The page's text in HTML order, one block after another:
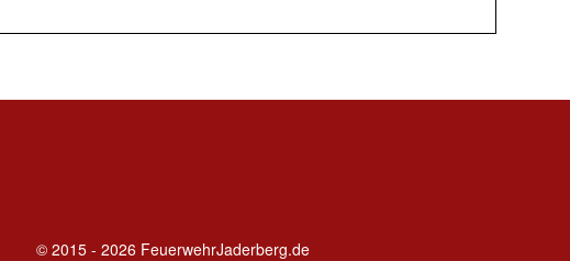
© 2015 - 2026 FeuerwehrJaderberg.de